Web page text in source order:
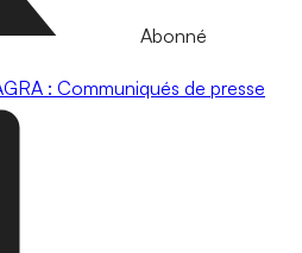
Abonné
: Communiqués de presse